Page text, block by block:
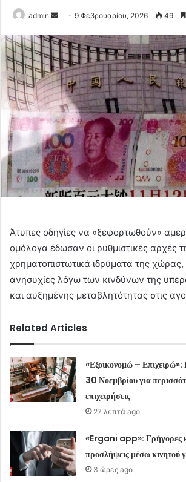
admin
Send
email
9 Φεβρουαρίου, 2026 49
Άτυπες οδηγίες να «ξεφορτωθούν»
ομόλογα έδωσαν οι ρυθμιστικές αρχές
χρηματοπιστωτικά ιδρύματα της
ανησυχίες λόγω των κινδύνων της
και αυξημένης μεταβλητότητας στις
Related Articles
«Εξοικονομώ – Επιχειρώ»:
30 Νοεμβρίου για
επιχειρήσεις
27 λεπτά ago
«Ergani app»: Γρήγορες
προσλήψεις μέσω κινητού
3 ώρες ago